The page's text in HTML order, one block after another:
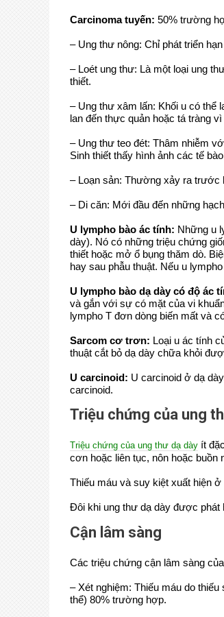
Carcinoma tuyến: 50% trường
– Ung thư nông: Chỉ phát triển
– Loét ung thư: Là một loại ung
thiết.
– Ung thư xâm lấn: Khối u có thể
lan đến thực quản hoặc tá tràng
– Ung thư teo đét: Thâm nhiễm
Sinh thiết thấy hình ảnh các tế
– Loạn sản: Thường xảy ra trước
– Di căn: Mới đầu đến những
U lympho bào ác tính: Những u
dày). Nó có những triệu chứng
thiết hoặc mở ổ bụng thăm dò.
hay sau phẫu thuật. Nếu u
U lympho bào dạ dày có độ ác
và gắn với sự có mặt của vi
lympho T đơn dòng biến mất và
Sarcom cơ trơn: Loại u ác tính
thuật cắt bỏ dạ dày chữa khỏi
U carcinoid: U carcinoid ở dạ
carcinoid.
Triệu chứng của ung
Triệu chứng của ung thư dạ dày ít
cơn hoặc liên tục, nôn hoặc buồn
Thiếu máu và suy kiệt xuất hiện ở
Đôi khi ung thư dạ dày được phát
Cận lâm sàng
Các triệu chứng cận lâm sàng
– Xét nghiệm: Thiếu máu do
thể) 80% trường hợp.